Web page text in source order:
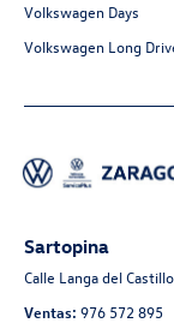
Volkswagen Days
Volkswagen Long
Sartopina
Calle Langa del
Ventas: 976 572 895